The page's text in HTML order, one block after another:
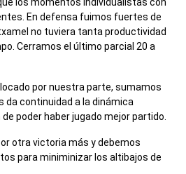
En defensa fuimos fuertes de
no tuviera tanta productividad
Cerramos el último parcial 20 a
por nuestra parte, sumamos
da continuidad a la dinámica
poder haber jugado mejor partido.
otra victoria más y debemos
para miniminizar los altibajos de